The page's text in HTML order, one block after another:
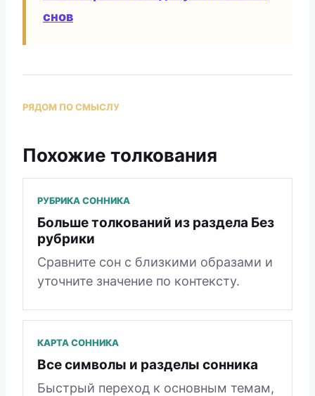
снов
РЯДОМ ПО СМЫСЛУ
Похожие толкования
РУБРИКА СОННИКА
Больше толкований из раздела Без
рубрики
Сравните сон с близкими образами и
уточните значение по контексту.
КАРТА СОННИКА
Все символы и разделы сонника
Быстрый переход к основным темам,